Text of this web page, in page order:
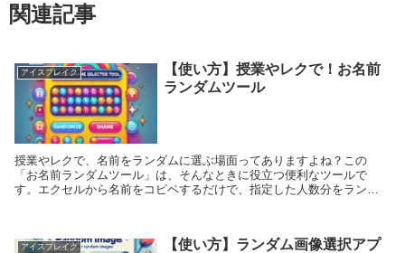
関連記事
アイスブレイク
【使い方】授業やレクで！お名前
ランダムツール
授業やレクで、名前をランダムに選ぶ場面ってありますよね？この
「お名前ランダムツール」は、そんなときに役立つ便利なツールで
す。エクセルから名前をコピペするだけで、指定した人数分をランダ
アイスブレイク
【使い方】ランダム画像選択アプ